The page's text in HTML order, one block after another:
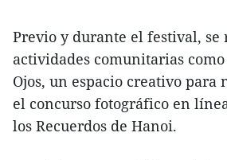
Previo y durante el festival, se
actividades comunitarias
Ojos, un espacio creativo para
el concurso fotográfico en
los Recuerdos de Hanoi.